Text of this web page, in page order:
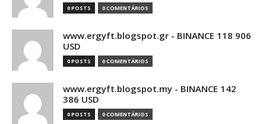
0 POSTS 0 COMENTÁRIOS
www.ergyft.blogspot.gr - BINANCE 118 906
USD
0 POSTS 0 COMENTÁRIOS
www.ergyft.blogspot.my - BINANCE 142
386 USD
0 POSTS 0 COMENTÁRIOS